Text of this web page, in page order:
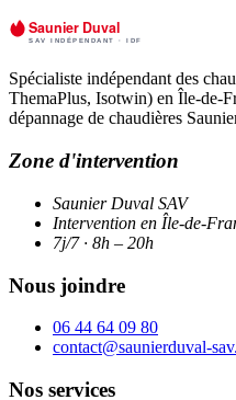
Spécialiste indépendant des
ThemaPlus, Isotwin) en Île-de-
dépannage de chaudières
Zone d'intervention
Saunier Duval SAV
Intervention en Île-de-
7j/7 · 8h – 20h
Nous joindre
06 44 64 09 80
contact@saunierduval-
Nos services